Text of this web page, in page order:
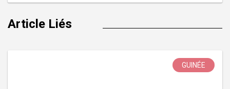
Article Liés
GUINÉE